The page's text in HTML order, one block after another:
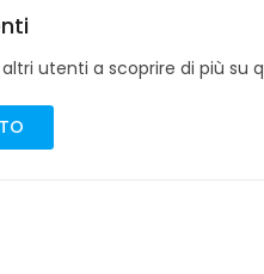
utenti a scoprire di più su